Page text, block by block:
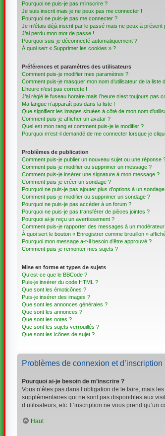
Pourquoi ne puis-je pas m’inscrire ?
Je suis inscrit mais je ne peux pas me connecter !
Pourquoi ne puis-je pas me connecter ?
Je m’étais déjà inscrit par le passé mais ne peux à présent
J’ai perdu mon mot de passe !
Pourquoi suis-je déconnecté automatiquement ?
À quoi sert « Supprimer les cookies » ?
Préférences et paramètres des utilisateurs
Comment puis-je modifier mes paramètres ?
Comment puis-je masquer mon nom d’utilisateur de la liste
L’heure n’est pas correcte !
J’ai réglé le fuseau horaire mais l’heure n’est toujours pas
Ma langue n’apparaît pas dans la liste !
Que signifient les images situées à côté de mon nom
Comment puis-je afficher un avatar ?
Quel est mon rang et comment puis-je le modifier ?
Pourquoi m’est-il demandé de me connecter lorsque je
Problèmes de publication
Comment puis-je publier un nouveau sujet ou une réponse
Comment puis-je modifier ou supprimer un message ?
Comment puis-je insérer une signature à mon message ?
Comment puis-je créer un sondage ?
Pourquoi ne puis-je pas ajouter plus d’options à un
Comment puis-je modifier ou supprimer un sondage ?
Pourquoi ne puis-je pas accéder à un forum ?
Pourquoi ne puis-je pas transférer de pièces jointes ?
Pourquoi ai-je reçu un avertissement ?
Comment puis-je rapporter des messages à un
À quoi sert le bouton « Enregistrer comme brouillon »
Pourquoi mon message a-t-il besoin d’être approuvé ?
Comment puis-je remonter mes sujets ?
Mise en forme et types de sujets
Qu’est-ce que le BBCode ?
Puis-je insérer du code HTML ?
Que sont les émoticônes ?
Puis-je insérer des images ?
Que sont les annonces générales ?
Que sont les annonces ?
Que sont les notes ?
Que sont les sujets verrouillés ?
Que sont les icônes de sujet ?
Problèmes de connexion et d’inscription
Pourquoi ai-je besoin de m’inscrire ?
Vous n’êtes pas dans l’obligation de le faire, mais
supplémentaires qui ne sont pas disponibles aux
d’utilisateurs, etc. L’inscription ne vous prend
Haut